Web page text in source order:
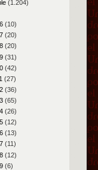
(1.204)
(10)
(20)
(20)
(31)
(42)
(27)
(36)
(65)
(26)
(12)
(13)
(11)
(12)
(6)